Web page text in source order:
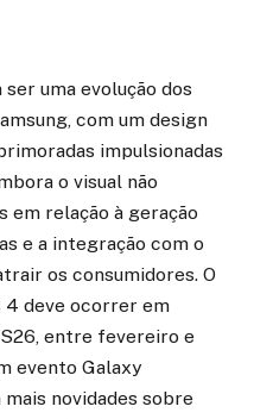
uma evolução dos
com um design
impulsionadas
o visual não
em relação à geração
e a integração com o
os consumidores. O
4 deve ocorrer em
entre fevereiro e
evento Galaxy
novidades sobre